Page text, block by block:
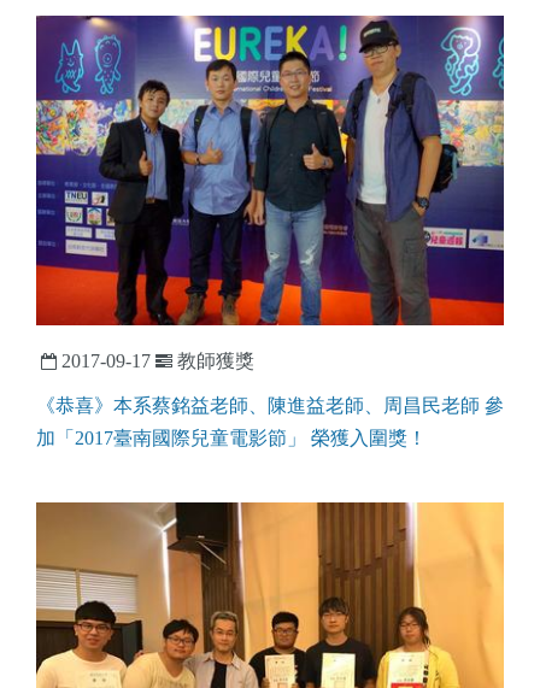
2017-09-17 教師獲獎
《恭喜》本系蔡銘益老師、陳進益老師、周昌民老師 參
加「2017臺南國際兒童電影節」 榮獲入圍獎！